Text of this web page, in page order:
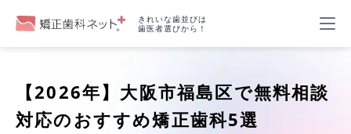
きれいな歯並びは
歯医者選びから！
【2026年】 大阪市福島区で無料相談
対応のおすすめ矯正歯科5選